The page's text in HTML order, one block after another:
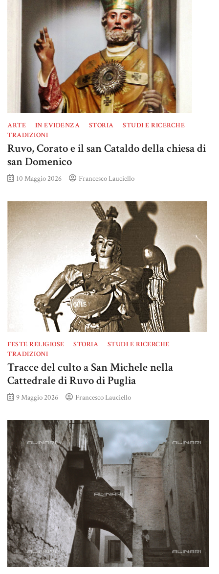
ARTE IN EVIDENZA STORIA
STUDI E RICERCHE
TRADIZIONI
Ruvo, Corato e il san Cataldo della chiesa di
san Domenico
10 Maggio 2026 Francesco Lauciello
FESTE RELIGIOSE STORIA
STUDI E RICERCHE
TRADIZIONI
Tracce del culto a San Michele nella
Cattedrale di Ruvo di Puglia
9 Maggio 2026 Francesco Lauciello